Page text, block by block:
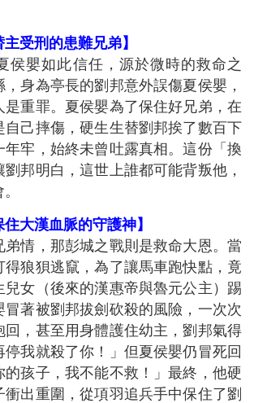
主受刑的患難兄弟】
侯嬰如此信任，源於微時的救命之
身為亭長的劉邦意外誤傷夏侯嬰，
是重罪。夏侯嬰為了保住好兄弟，在
自己摔傷，硬生生替劉邦挨了數百下
年牢，始終未曾吐露真相。這份「換
邦明白，這世上誰都可能背叛他，
住大漢血脈的守護神】
弟情，那彭城之戰則是救命大恩。當
得狼狽逃竄，為了讓馬車跑快點，竟
兒女（後來的漢惠帝與魯元公主）踢
冒著被劉邦拔劍砍殺的風險，一次次
回，甚至用身體護住幼主，劉邦氣得
停我就殺了你！」但夏侯嬰仍冒死回
的孩子，我不能不救！」最終，他硬
衝出重圍，從項羽追兵手中保住了劉